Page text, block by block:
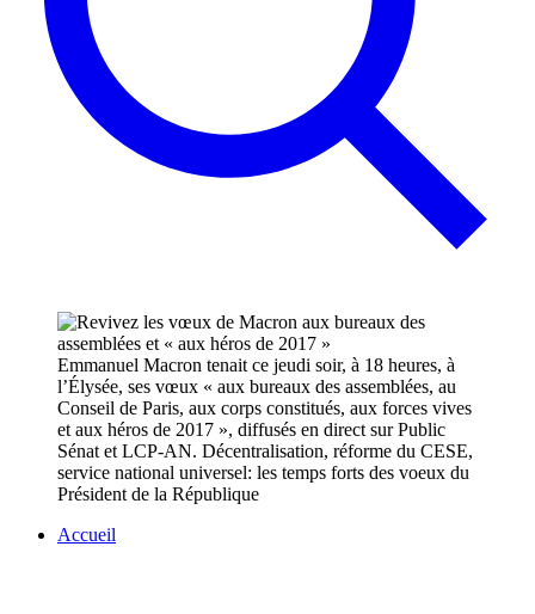
Emmanuel Macron tenait ce jeudi soir, à 18 heures, à
l’Élysée, ses vœux « aux bureaux des assemblées, au
Conseil de Paris, aux corps constitués, aux forces vives
et aux héros de 2017 », diffusés en direct sur Public
Sénat et LCP-AN. Décentralisation, réforme du CESE,
service national universel: les temps forts des voeux du
Président de la République
Accueil